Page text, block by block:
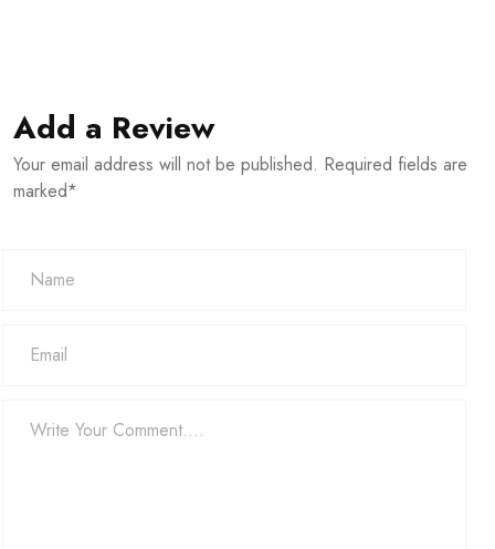
Add a Review
Your email address will not be published. Required fields are
marked*